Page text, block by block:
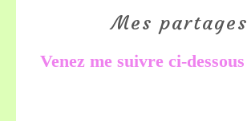
Mes partages
Venez me suivre ci-dessous